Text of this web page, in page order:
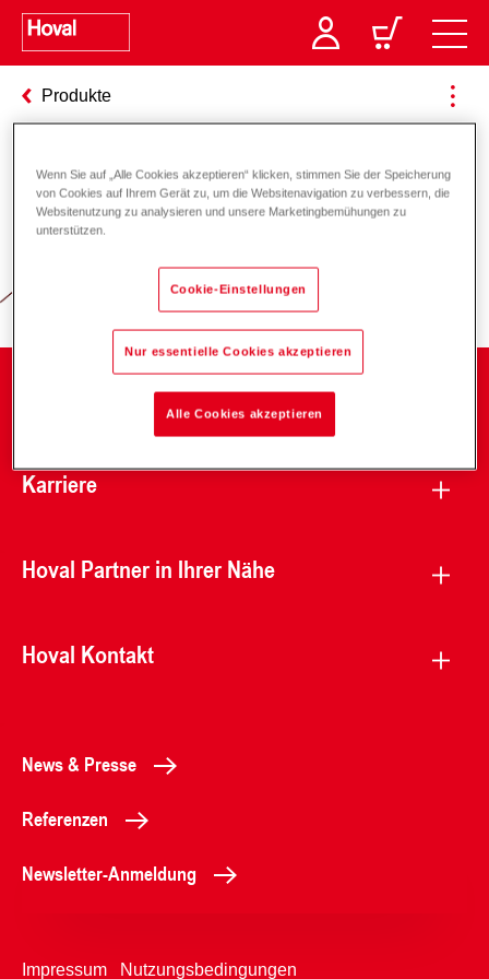
Produkte
Verantwortung für Energie und
Karriere
Hoval Partner in Ihrer Nähe
Hoval Kontakt
News & Presse
Referenzen
Newsletter-Anmeldung
Impressum Nutzungsbedingungen
Wenn Sie auf „Alle Cookies akzeptieren“ klicken, stimmen Sie der Speicherung
von Cookies auf Ihrem Gerät zu, um die Websitenavigation zu verbessern, die
Websitenutzung zu analysieren und unsere Marketingbemühungen zu
unterstützen.
Cookie-Einstellungen
Nur essentielle Cookies akzeptieren
Alle Cookies akzeptieren